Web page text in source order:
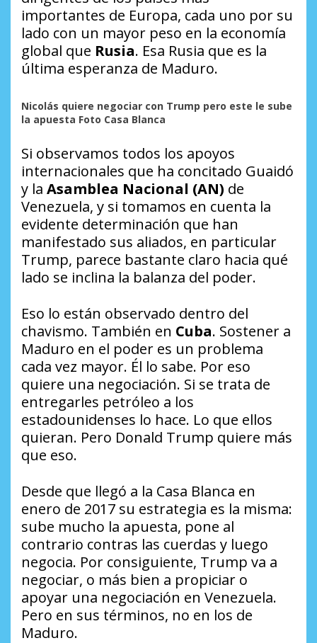
importantes de Europa, cada uno por su
lado con un mayor peso en la economía
global que Rusia. Esa Rusia que es la
última esperanza de Maduro.
Nicolás quiere negociar con Trump pero este le sube
la apuesta Foto Casa Blanca
Si observamos todos los apoyos
internacionales que ha concitado Guaidó
y la Asamblea Nacional (AN) de
Venezuela, y si tomamos en cuenta la
evidente determinación que han
manifestado sus aliados, en particular
Trump, parece bastante claro hacia qué
lado se inclina la balanza del poder.
Eso lo están observado dentro del
chavismo. También en Cuba. Sostener a
Maduro en el poder es un problema
cada vez mayor. Él lo sabe. Por eso
quiere una negociación. Si se trata de
entregarles petróleo a los
estadounidenses lo hace. Lo que ellos
quieran. Pero Donald Trump quiere más
que eso.
Desde que llegó a la Casa Blanca en
enero de 2017 su estrategia es la misma:
sube mucho la apuesta, pone al
contrario contras las cuerdas y luego
negocia. Por consiguiente, Trump va a
negociar, o más bien a propiciar o
apoyar una negociación en Venezuela.
Pero en sus términos, no en los de
Maduro.